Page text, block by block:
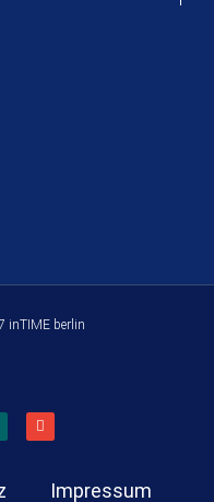
inTIME berlin
Impressum